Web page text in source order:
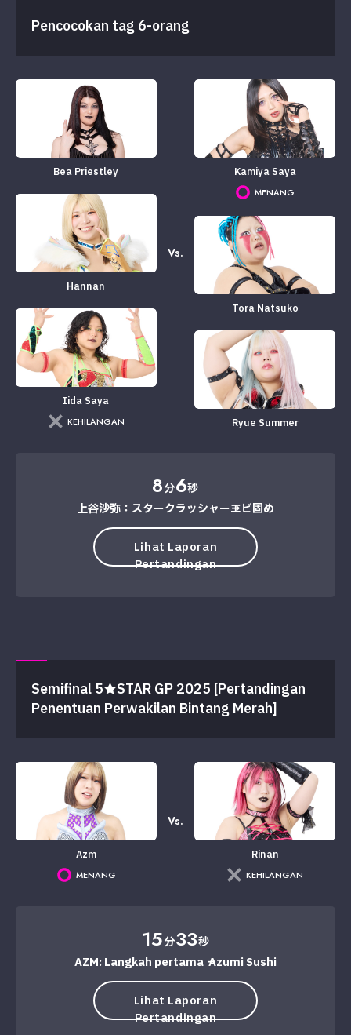
Pencocokan tag 6-orang
Bea Priestley
Hannan
Iida Saya
KEHILANGAN
Vs.
Kamiya Saya
MENANG
Tora Natsuko
Ryue Summer
8分6秒
上谷沙弥：スタークラッシャー→エビ固め
Lihat Laporan
Pertandingan
Semifinal 5★STAR GP 2025 [Pertandingan
Penentuan Perwakilan Bintang Merah]
Azm
MENANG
Vs.
Rinan
KEHILANGAN
15分33秒
AZM: Langkah pertama → Azumi Sushi
Lihat Laporan
Pertandingan